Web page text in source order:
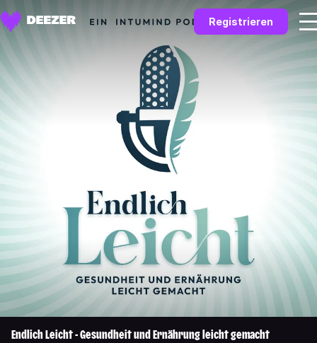
Registrieren
Endlich Leicht - Gesundheit und Ernährung leicht gemacht